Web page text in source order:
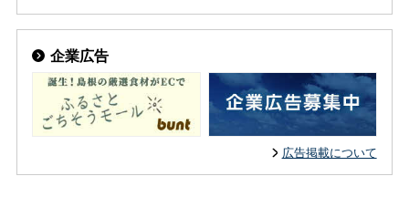
企業広告
広告掲載について